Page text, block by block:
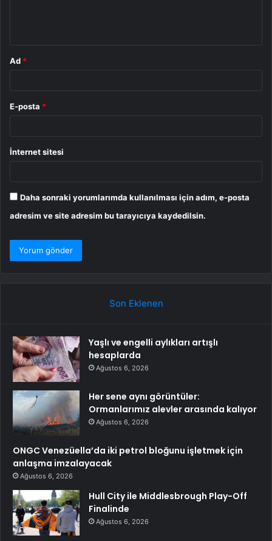
Ad *
E-posta *
İnternet sitesi
Daha sonraki yorumlarımda kullanılması için adım, e-posta
adresim ve site adresim bu tarayıcıya kaydedilsin.
Son Eklenen
Yaşlı ve engelli aylıkları artışlı
hesaplarda
Ağustos 6, 2026
Her sene aynı görüntüler:
Ormanlarımız alevler arasında kalıyor
Ağustos 6, 2026
ONGC Venezüella’da iki petrol bloğunu işletmek için
anlaşma imzalayacak
Ağustos 6, 2026
Hull City ile Middlesbrough Play-Off
Finalinde
Ağustos 6, 2026